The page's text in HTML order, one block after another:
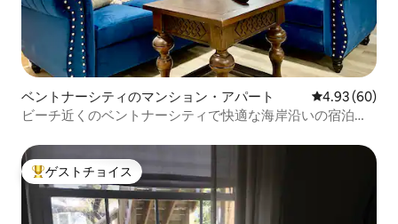
ベントナーシティのマンション・アパート レビュー60
4.93 (60)
ビーチ近くのベントナーシティで快適な海岸沿いの宿泊先
大好評のゲストチョイスです。
ゲストチョイス